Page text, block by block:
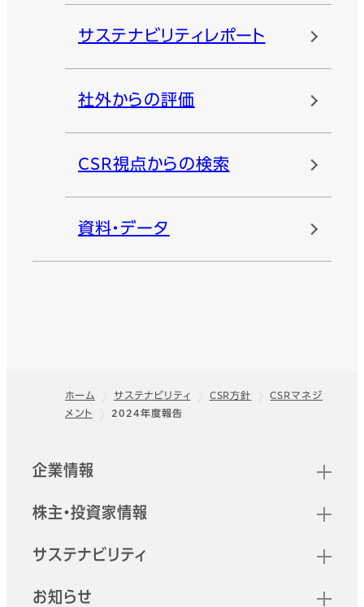
サステナビリティレポート
社外からの評価
CSR視点からの検索
資料・データ
フッター
ホーム サステナビリティ CSR方針
CSRマネジ
メント
2024年度報告
クイックリンク
企業情報
株主・投資家情報
サステナビリティ
お知らせ